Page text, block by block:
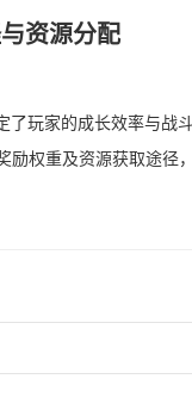
资源分配
了玩家的成长效率与战
励权重及资源获取途径